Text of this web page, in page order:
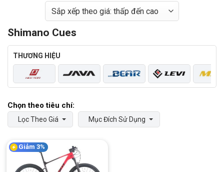
Shimano Cues
THƯƠNG HIỆU
Lọc Theo Giá Mục Đích Sử Dụng
Giảm 3%